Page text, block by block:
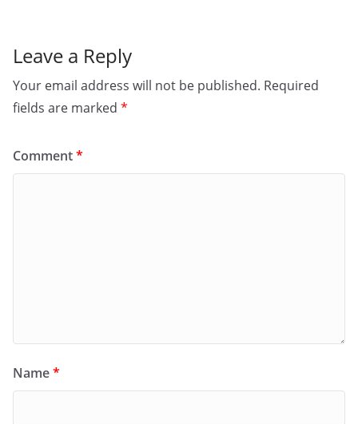
Leave a Reply
Your email address will not be published. Required
fields are marked *
Comment*
Name*